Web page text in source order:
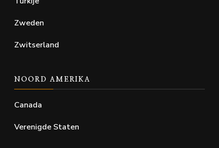
Zweden
Zwitserland
NOORD AMERIKA
Canada
Verenigde Staten